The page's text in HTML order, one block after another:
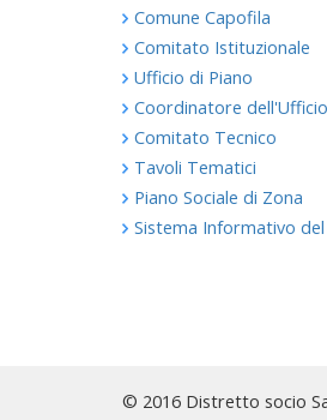
Comune Capofila
Comitato Istituzionale
Ufficio di Piano
Coordinatore
Comitato Tecnico
Tavoli Tematici
Piano Sociale di Zona
Sistema Informativo del
© 2016 Distretto socio